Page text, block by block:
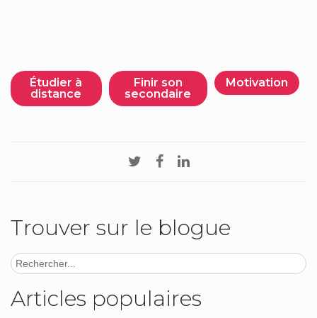
Étudier à
distance
Finir son
secondaire
Motivation
Trouver sur le blogue
Articles populaires